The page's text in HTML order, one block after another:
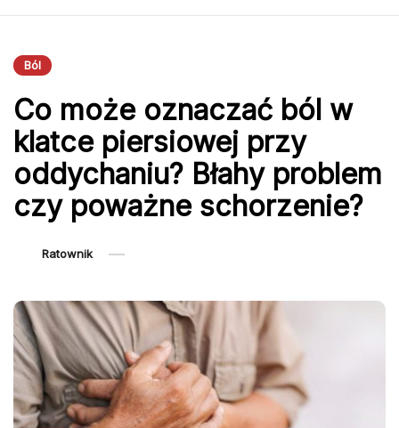
medycyny oraz
ratownictwa
Ból
Co może oznaczać ból w
klatce piersiowej przy
oddychaniu? Błahy problem
czy poważne schorzenie?
Ratownik